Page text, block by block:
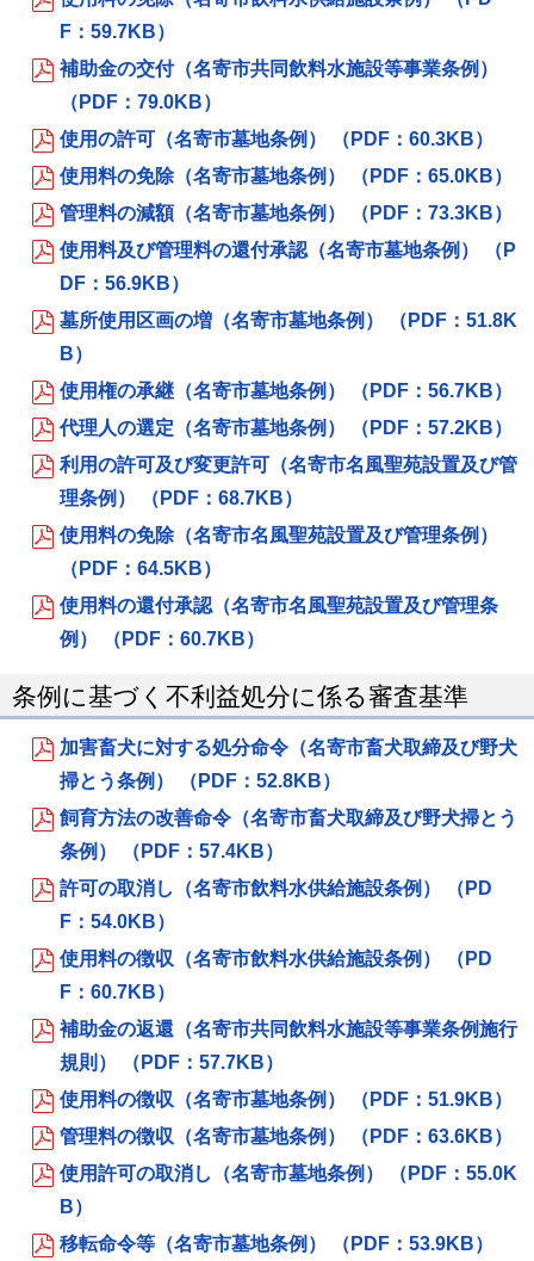
F：59.7KB）
補助金の交付（名寄市共同飲料水施設等事業条例）
（PDF：79.0KB）
使用の許可（名寄市墓地条例） （PDF：60.3KB）
使用料の免除（名寄市墓地条例） （PDF：65.0KB）
管理料の減額（名寄市墓地条例） （PDF：73.3KB）
使用料及び管理料の還付承認（名寄市墓地条例） （P
DF：56.9KB）
墓所使用区画の増（名寄市墓地条例） （PDF：51.8K
B）
使用権の承継（名寄市墓地条例） （PDF：56.7KB）
代理人の選定（名寄市墓地条例） （PDF：57.2KB）
利用の許可及び変更許可（名寄市名風聖苑設置及び管
理条例） （PDF：68.7KB）
使用料の免除（名寄市名風聖苑設置及び管理条例）
（PDF：64.5KB）
使用料の還付承認（名寄市名風聖苑設置及び管理条
例） （PDF：60.7KB）
条例に基づく不利益処分に係る審査基準
加害畜犬に対する処分命令（名寄市畜犬取締及び野犬
掃とう条例） （PDF：52.8KB）
飼育方法の改善命令（名寄市畜犬取締及び野犬掃とう
条例） （PDF：57.4KB）
許可の取消し（名寄市飲料水供給施設条例） （PD
F：54.0KB）
使用料の徴収（名寄市飲料水供給施設条例） （PD
F：60.7KB）
補助金の返還（名寄市共同飲料水施設等事業条例施行
規則） （PDF：57.7KB）
使用料の徴収（名寄市墓地条例） （PDF：51.9KB）
管理料の徴収（名寄市墓地条例） （PDF：63.6KB）
使用許可の取消し（名寄市墓地条例） （PDF：55.0K
B）
移転命令等（名寄市墓地条例） （PDF：53.9KB）